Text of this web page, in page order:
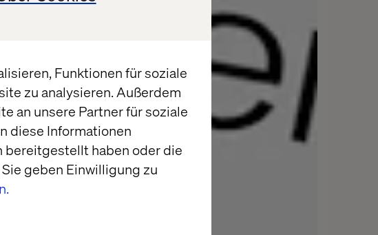
Funktionen für soziale
zu analysieren. Außerdem
an unsere Partner für soziale
diese Informationen
bereitgestellt haben oder die
geben Einwilligung zu